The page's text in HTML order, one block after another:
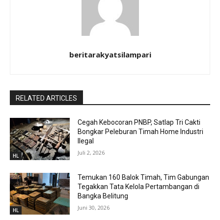
beritarakyatsilampari
RELATED ARTICLES
HL
Cegah Kebocoran PNBP, Satlap Tri Cakti
Bongkar Peleburan Timah Home Industri
Ilegal
Juli 2, 2026
HL
Temukan 160 Balok Timah, Tim Gabungan
Tegakkan Tata Kelola Pertambangan di
Bangka Belitung
Juni 30, 2026